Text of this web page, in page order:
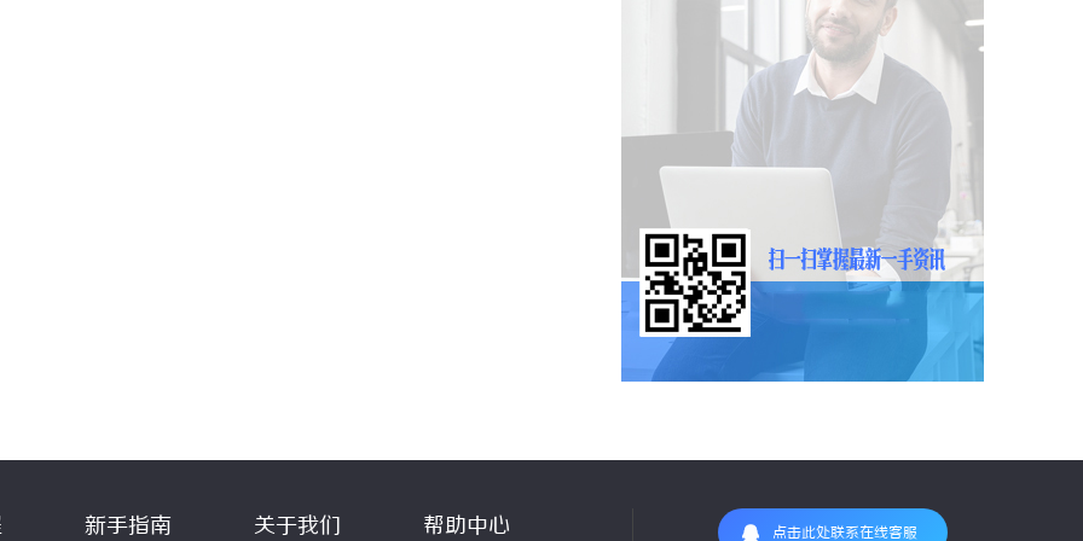
新手指南 关于我们 帮助中心 点击此处联系在线客服